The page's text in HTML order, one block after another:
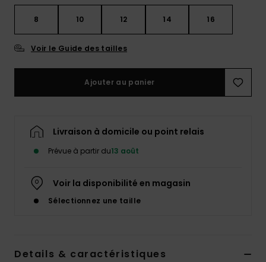
Consulter
la FAQ
8 10 12 14 16
Voir le Guide des tailles
Ajouter au panier
Livraison à domicile ou point relais
Prévue à partir du13 août
Voir la disponibilité en magasin
Sélectionnez une taille
Details & caractéristiques